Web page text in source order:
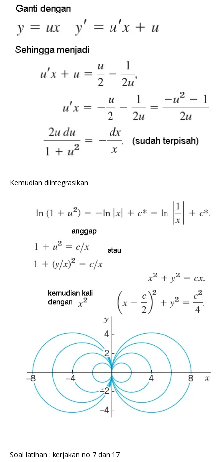
Kemudian diintegrasikan
Soal latihan : kerjakan no 7 dan 17